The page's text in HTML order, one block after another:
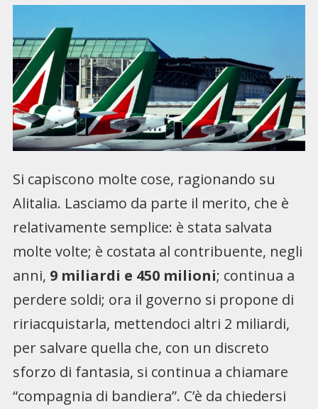
Si capiscono molte cose, ragionando su
Alitalia. Lasciamo da parte il merito, che è
relativamente semplice: è stata salvata
molte volte; è costata al contribuente, negli
anni, 9 miliardi e 450 milioni; continua a
perdere soldi; ora il governo si propone di
ririacquistarla, mettendoci altri 2 miliardi,
per salvare quella che, con un discreto
sforzo di fantasia, si continua a chiamare
“compagnia di bandiera”. C’è da chiedersi